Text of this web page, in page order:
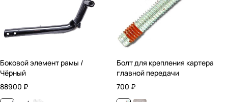
Боковой элемент рамы /
Чёрный
88900 ₽
Болт для крепления картера
главной передачи
700 ₽